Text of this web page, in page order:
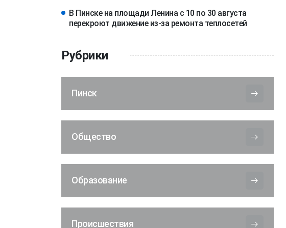
В Пинске на площади Ленина с 10 по 30 августа
перекроют движение из-за ремонта теплосетей
Рубрики
Пинск
Общество
Образование
Происшествия